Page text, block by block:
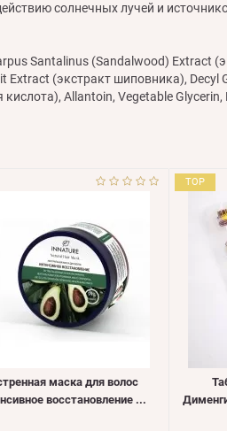
солнечных лучей и
Santalinus (Sandalwood) Extract
(экстракт шиповника), Decyl
Allantoin, Vegetable
маска для волос
восстановление ...
TOP